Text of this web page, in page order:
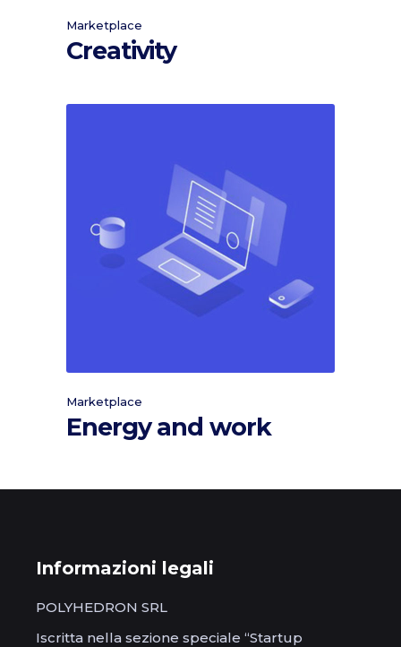
Marketplace
Creativity
Marketplace
Energy and work
Informazioni legali
POLYHEDRON SRL
Iscritta nella sezione speciale “Startup